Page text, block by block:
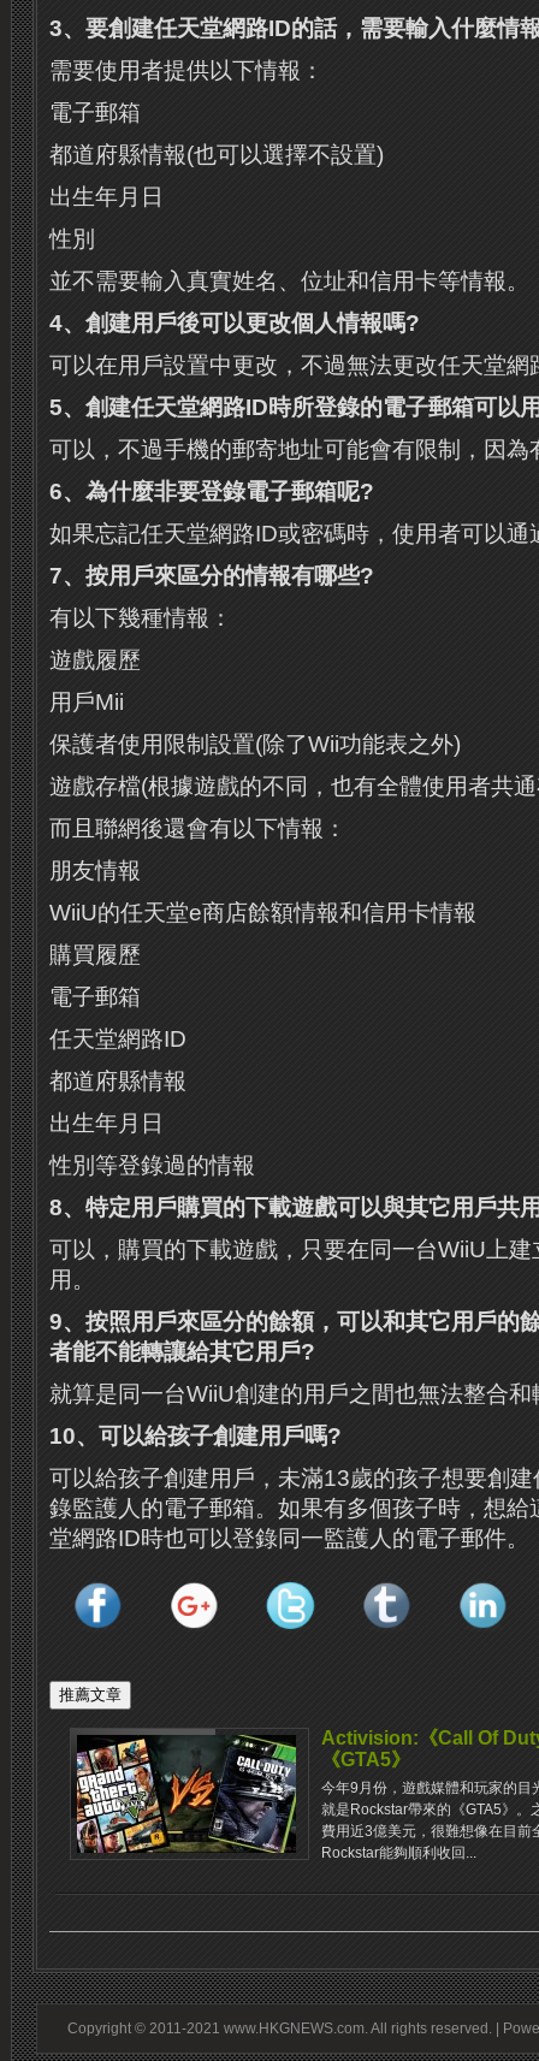
3、要創建任天堂網路ID的話，需要輸入什麼情
需要使用者提供以下情報：
電子郵箱
都道府縣情報(也可以選擇不設置)
出生年月日
性別
並不需要輸入真實姓名、位址和信用卡等情報。
4、創建用戶後可以更改個人情報嗎?
可以在用戶設置中更改，不過無法更改任天堂網
5、創建任天堂網路ID時所登錄的電子郵箱可以
可以，不過手機的郵寄地址可能會有限制，因為
6、為什麼非要登錄電子郵箱呢?
如果忘記任天堂網路ID或密碼時，使用者可以通
7、按用戶來區分的情報有哪些?
有以下幾種情報：
遊戲履歷
用戶Mii
保護者使用限制設置(除了Wii功能表之外)
遊戲存檔(根據遊戲的不同，也有全體使用者共
而且聯網後還會有以下情報：
朋友情報
WiiU的任天堂e商店餘額情報和信用卡情報
購買履歷
電子郵箱
任天堂網路ID
都道府縣情報
出生年月日
性別等登錄過的情報
8、特定用戶購買的下載遊戲可以與其它用戶共
可以，購買的下載遊戲，只要在同一台WiiU上
用。
9、按照用戶來區分的餘額，可以和其它用戶的
者能不能轉讓給其它用戶?
就算是同一台WiiU創建的用戶之間也無法整合和
10、可以給孩子創建用戶嗎?
可以給孩子創建用戶，未滿13歲的孩子想要創
錄監護人的電子郵箱。如果有多個孩子時，想給
堂網路ID時也可以登錄同一監護人的電子郵件。
Activision:《Call Of
《GTA5》
今年9月份，遊戲媒體和玩家的目
就是Rockstar帶來的《GTA5》。
費用近3億美元，很難想像在目前
Rockstar能夠順利收回...
Copyright © 2011-2021 www.HKGNEWS.com. All rights reserved. |